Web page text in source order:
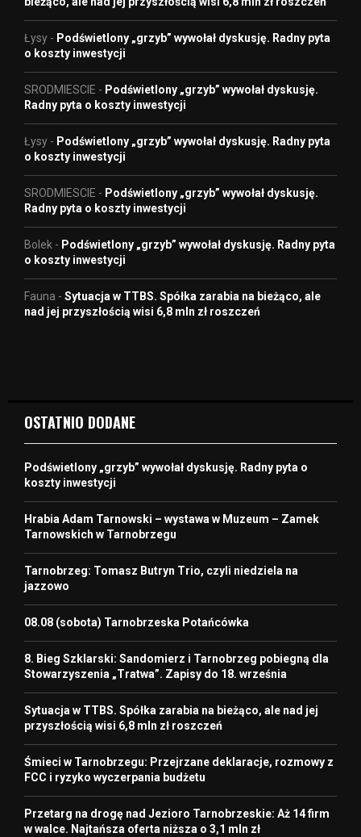
Łysy - Podświetlony „grzyb” wywołał dyskusję. Radny pyta
o koszty inwestycji
SRODMIESCIE - Podświetlony „grzyb” wywołał dyskusję.
Radny pyta o koszty inwestycji
Łysy - Podświetlony „grzyb” wywołał dyskusję. Radny pyta
o koszty inwestycji
SRODMIESCIE - Podświetlony „grzyb” wywołał dyskusję.
Radny pyta o koszty inwestycji
Bolek - Podświetlony „grzyb” wywołał dyskusję. Radny pyta
o koszty inwestycji
Fauna - Sytuacja w TTBS. Spółka zarabia na bieżąco, ale
nad jej przyszłością wisi 6,8 mln zł roszczeń
OSTATNIO DODANE
Podświetlony „grzyb” wywołał dyskusję. Radny pyta o
koszty inwestycji
Hrabia Adam Tarnowski – wystawa w Muzeum – Zamek
Tarnowskich w Tarnobrzegu
Tarnobrzeg: Tomasz Butryn Trio, czyli niedziela na
jazzowo
08.08 (sobota) Tarnobrzeska Potańcówka
8. Bieg Szklarski: Sandomierz i Tarnobrzeg pobiegną dla
Stowarzyszenia „Tratwa”. Zapisy do 18. września
Sytuacja w TTBS. Spółka zarabia na bieżąco, ale nad jej
przyszłością wisi 6,8 mln zł roszczeń
Śmieci w Tarnobrzegu: Przejrzane deklaracje, rozmowy z
FCC i ryzyko wyczerpania budżetu
Przetarg na drogę nad Jezioro Tarnobrzeskie: Aż 14 firm
w walce. Najtańsza oferta niższa o 3,1 mln zł